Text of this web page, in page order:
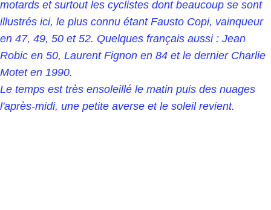
motards et surtout les cyclistes dont beaucoup se sont
illustrés ici, le plus connu étant Fausto Copi, vainqueur
en 47, 49, 50 et 52. Quelques français aussi : Jean
Robic en 50, Laurent Fignon en 84 et le dernier Charlie
Motet en 1990.
Le temps est très ensoleillé le matin puis des nuages
l'après-midi, une petite averse et le soleil revient.